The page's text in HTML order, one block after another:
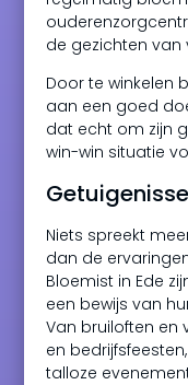
de gezichten van
Door te winkelen
aan een goed
dat echt om zijn
win-win situatie
Niets spreekt
dan de
Bloemist in Ede
een bewijs van
Van bruiloften en
en
talloze